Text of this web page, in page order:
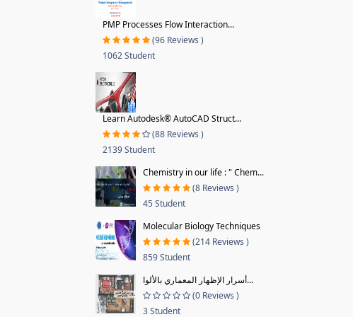
PMP Processes Flow Interaction...
(96 Reviews )
1062 Student
Learn Autodesk® AutoCAD Struct...
(88 Reviews )
2139 Student
Chemistry in our life : " Chem...
(8 Reviews )
45 Student
Molecular Biology Techniques
(214 Reviews )
859 Student
أسرار الإظهار المعماري بالألوا...
(0 Reviews )
3 Student